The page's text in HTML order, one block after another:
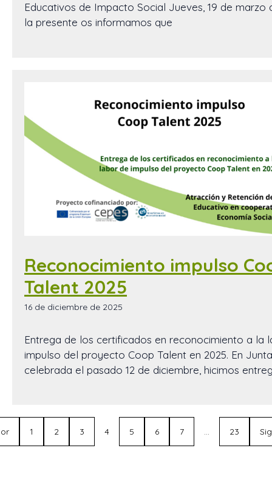
Educativos de Impacto Social Jueves, 19 de marzo
la presente os informamos que
Reconocimiento impulso
Talent 2025
16 de diciembre de 2025
Entrega de los certificados en reconocimiento a la
impulso del proyecto Coop Talent en 2025. En
celebrada el pasado 12 de diciembre, hicimos
1 2 3 4 5 6 7 … 23